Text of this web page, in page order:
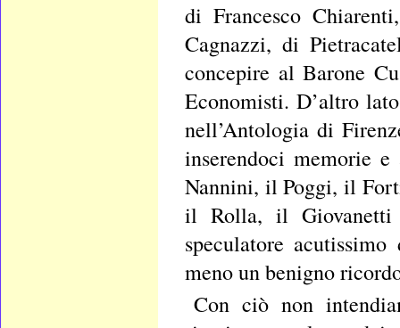
di Francesco
Cagnazzi, di
concepire al Barone
Economisti. D’altro
nell’Antologia di
inserendoci memorie
Nannini, il Poggi, il
il Rolla, il Giovanetti
speculatore
meno un benigno
Con ciò non